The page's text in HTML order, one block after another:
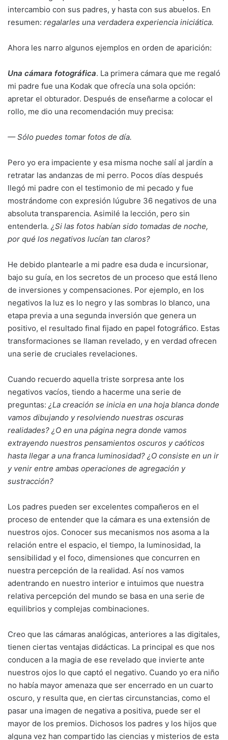
intercambio con sus padres, y hasta con sus abuelos. En
resumen: regalarles una verdadera experiencia iniciática.
Ahora les narro algunos ejemplos en orden de aparición:
Una cámara fotográfica. La primera cámara que me regaló
mi padre fue una Kodak que ofrecía una sola opción:
apretar el obturador. Después de enseñarme a colocar el
rollo, me dio una recomendación muy precisa:
— Sólo puedes tomar fotos de día.
Pero yo era impaciente y esa misma noche salí al jardín a
retratar las andanzas de mi perro. Pocos días después
llegó mi padre con el testimonio de mi pecado y fue
mostrándome con expresión lúgubre 36 negativos de una
absoluta transparencia. Asimilé la lección, pero sin
entenderla. ¿Si las fotos habían sido tomadas de noche,
por qué los negativos lucían tan claros?
He debido plantearle a mi padre esa duda e incursionar,
bajo su guía, en los secretos de un proceso que está lleno
de inversiones y compensaciones. Por ejemplo, en los
negativos la luz es lo negro y las sombras lo blanco, una
etapa previa a una segunda inversión que genera un
positivo, el resultado final fijado en papel fotográfico. Estas
transformaciones se llaman revelado, y en verdad ofrecen
una serie de cruciales revelaciones.
Cuando recuerdo aquella triste sorpresa ante los
negativos vacíos, tiendo a hacerme una serie de
preguntas: ¿La creación se inicia en una hoja blanca donde
vamos dibujando y resolviendo nuestras oscuras
realidades? ¿O en una página negra donde vamos
extrayendo nuestros pensamientos oscuros y caóticos
hasta llegar a una franca luminosidad? ¿O consiste en un ir
y venir entre ambas operaciones de agregación y
sustracción?
Los padres pueden ser excelentes compañeros en el
proceso de entender que la cámara es una extensión de
nuestros ojos. Conocer sus mecanismos nos asoma a la
relación entre el espacio, el tiempo, la luminosidad, la
sensibilidad y el foco, dimensiones que concurren en
nuestra percepción de la realidad. Así nos vamos
adentrando en nuestro interior e intuimos que nuestra
relativa percepción del mundo se basa en una serie de
equilibrios y complejas combinaciones.
Creo que las cámaras analógicas, anteriores a las digitales,
tienen ciertas ventajas didácticas. La principal es que nos
conducen a la magia de ese revelado que invierte ante
nuestros ojos lo que captó el negativo. Cuando yo era niño
no había mayor amenaza que ser encerrado en un cuarto
oscuro, y resulta que, en ciertas circunstancias, como el
pasar una imagen de negativa a positiva, puede ser el
mayor de los premios. Dichosos los padres y los hijos que
alguna vez han compartido las ciencias y misterios de esta